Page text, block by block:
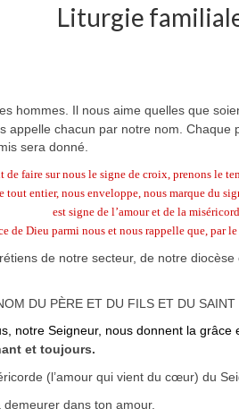
Liturgie
hommes. Il nous aime quelles que
appelle chacun par notre nom.
sera donné.
de faire sur nous le signe de croix, prenons le
tout entier, nous enveloppe, nous marque du
est signe de l’amour et de la
de Dieu parmi nous et nous rappelle que, par
de notre secteur, de notre
DU PÈRE ET DU FILS ET DU
notre Seigneur, nous donnent la grâce
et toujours.
(l’amour qui vient du cœur) du
dans ton amour.